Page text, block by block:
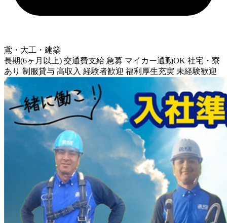
鳶・大工・建築
長期(6ヶ月以上) 交通費支給 急募 マイカー通勤OK 社宅・寮
あり 制服貸与 高収入 経験者歓迎 福利厚生充実 未経験歓迎